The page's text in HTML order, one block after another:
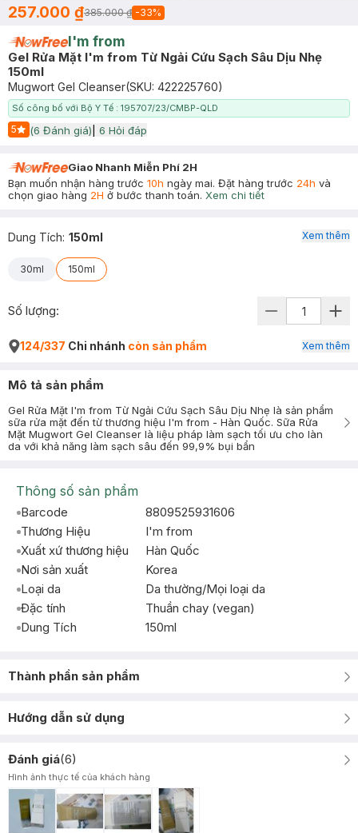
257.000 ₫385.000 ₫ -33%
I'm from
Gel Rửa Mặt I'm from Từ Ngải Cứu Sạch Sâu Dịu Nhẹ
150ml
Mugwort Gel Cleanser(SKU: 422225760)
Số công bố với Bộ Y Tế : 195707/23/CMBP-QLD
5
Start Icon
(6 Đánh giá) 6 Hỏi đáp
Giao Nhanh Miễn Phí 2H
Bạn muốn nhận hàng trước 10h ngày mai. Đặt hàng trước 24h và
chọn giao hàng 2H ở bước thanh toán. Xem chi tiết
Dung Tích: 150ml
30ml 150ml
Xem thêm
Số lượng:
124/337 Chi nhánh còn sản phẩm Xem thêm
Mô tả sản phẩm
Gel Rửa Mặt I'm from Từ Ngải Cứu Sạch Sâu Dịu Nhẹ là sản phẩm
sữa rửa mặt đến từ thương hiệu I'm from - Hàn Quốc. Sữa Rửa
Mặt Mugwort Gel Cleanser là liệu pháp làm sạch tối ưu cho làn
da với khả năng làm sạch sâu đến 99,9% bụi bẩn
Thông số sản phẩm
Barcode
8809525931606
Thương Hiệu
I'm from
Xuất xứ thương hiệu
Hàn Quốc
Nơi sản xuất
Korea
Loại da
Da thường/Mọi loại da
Đặc tính
Thuần chay (vegan)
Dung Tích
150ml
Thành phần sản phẩm
Hướng dẫn sử dụng
Đánh giá(6)
Hình ảnh thực tế của khách hàng